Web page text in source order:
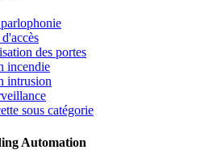
des portes
incendie
intrusion
sous catégorie
Automation